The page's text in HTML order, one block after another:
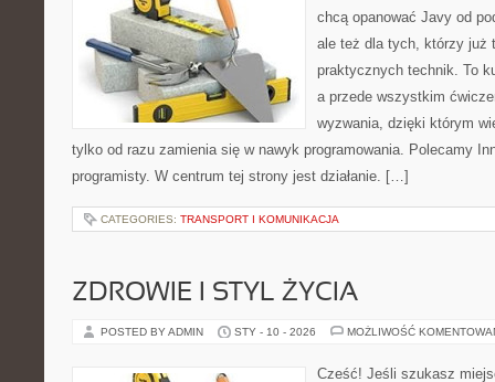
chcą opanować Javy od
ale też dla tych, którzy już
praktycznych technik. To
a przede wszystkim
wyzwania, dzięki którym
tylko od razu zamienia się w nawyk programowania. Polecamy
programisty. W centrum tej strony jest działanie. […]
CATEGORIES: TRANSPORT I KOMUNIKACJA
ZDROWIE I STYL ŻYCIA
POSTED BY ADMIN STY - 10 - 2026 MOŻLIWOŚĆ
Cześć! Jeśli szukasz